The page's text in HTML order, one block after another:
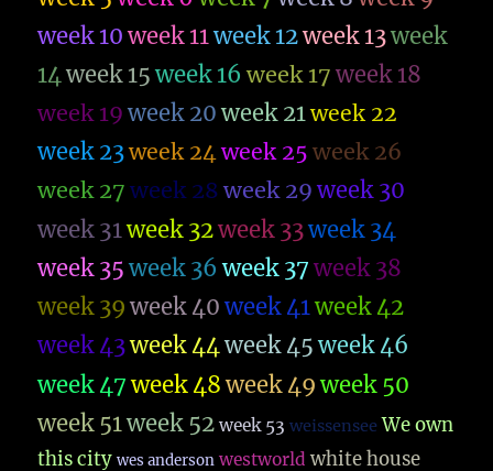
week 10 week 11week 12week 13week
14week 15 week 16 week 17 week 18
week 19 week 20 week 21week 22
week 23week 24week 25 week 26
week 27 week 28 week 29 week 30
week 31week 32week 33week 34
week 35 week 36 week 37 week 38
week 39 week 40 week 41week 42
week 43week 44week 45 week 46
week 47 week 48 week 49 week 50
week 51week 52 week 53 weissensee We own
this city wes anderson westworld white house